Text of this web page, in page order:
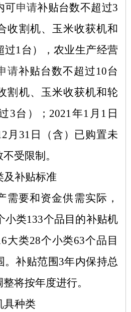
可申请补贴台数不超过3
收割机、玉米收获机和
过1台），农业生产经营
请补贴台数不超过10台
割机、玉米收获机和轮
3台）；2021年1月1日
月31日（含）已购置未
受限制。
及补贴标准
需要和资金供需实际，
小类133个品目的补贴机
大类28个小类63个品目
。补贴范围3年内保持总
将按年度进行。
具种类